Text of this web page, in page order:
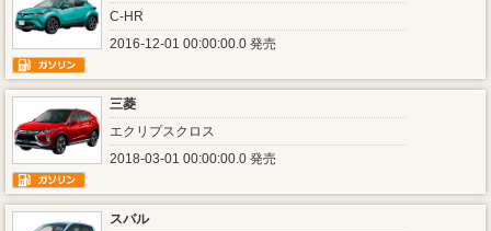
C-HR
2016-12-01 00:00:00.0 発売
三菱
エクリプスクロス
2018-03-01 00:00:00.0 発売
スバル